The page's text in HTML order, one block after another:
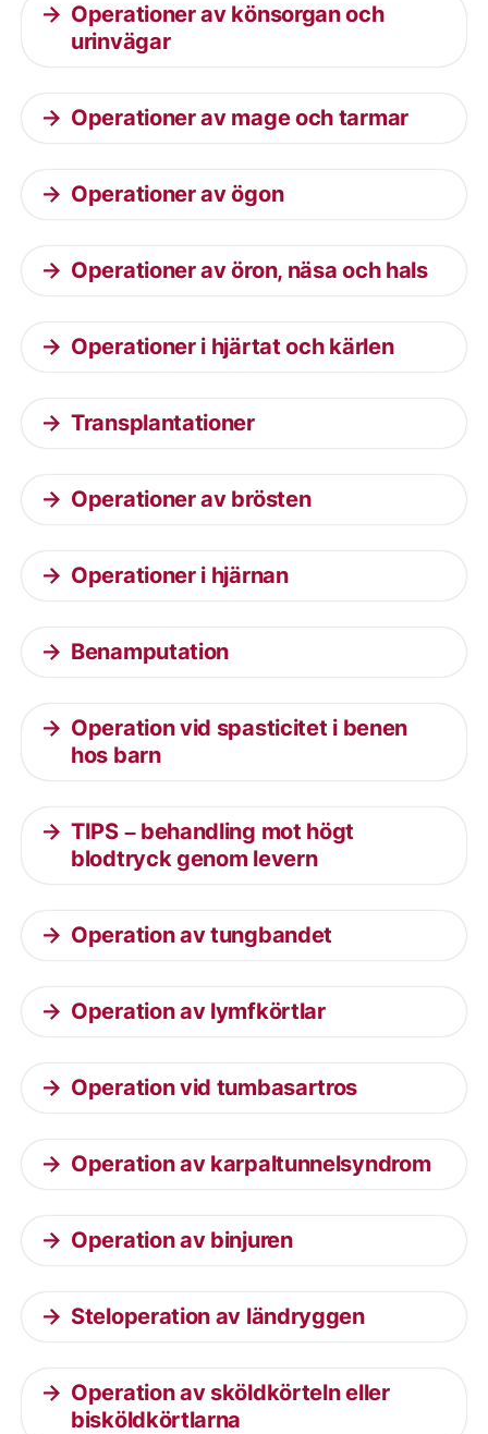
Operationer av könsorgan och
urinvägar
Operationer av mage och tarmar
Operationer av ögon
Operationer av öron, näsa och hals
Operationer i hjärtat och kärlen
Transplantationer
Operationer av brösten
Operationer i hjärnan
Benamputation
Operation vid spasticitet i benen
hos barn
TIPS – behandling mot högt
blodtryck genom levern
Operation av tungbandet
Operation av lymfkörtlar
Operation vid tumbasartros
Operation av karpaltunnelsyndrom
Operation av binjuren
Steloperation av ländryggen
Operation av sköldkörteln eller
bisköldkörtlarna